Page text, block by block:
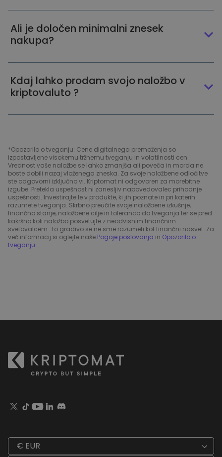
Ali je določen minimalni znesek
nakupa?
Kdaj lahko prodam svojo naložbo v
kriptovaluto ?
*Opozorilo o tveganju: Cene digitalnega premoženja so
izpostavljene visokemu tržnemu tveganju in volatilnosti cen.
Vrednost vaše naložbe se lahko zmanjša ali poveča in morda ne
boste dobili nazaj vloženega zneska. Za svoje naložbene odločitve
ste odgovorni izključno vi. Kriptomat ni odgovoren za morebitne
izgube. Pretekla uspešnost ni zanesljiv napovedovalec prihodnje
uspešnosti. Investirajte le v produkte, ki jih poznate in pri katerih
razumete tveganja. Skrbno preučite svoje naložbene izkušnje,
finančno stanje, naložbene cilje in toleranco do tveganja ter se pred
kakršno koli naložbo posvetujte z neodvisnim finančnim
svetovalcem. To gradivo se ne sme razumeti kot finančni nasvet. Za
več informacij si oglejte naše Pogoje poslovanja in Opozorilo o
tveganju.
€ EUR